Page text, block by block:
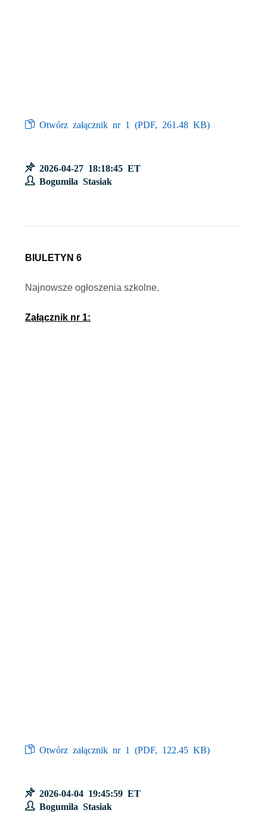
Otwórz załącznik nr 1 (PDF, 261.48 KB)
2026-04-27 18:18:45 ET
Bogumila Stasiak
BIULETYN 6
Najnowsze ogłoszenia szkolne.
Załącznik nr 1:
Otwórz załącznik nr 1 (PDF, 122.45 KB)
2026-04-04 19:45:59 ET
Bogumila Stasiak